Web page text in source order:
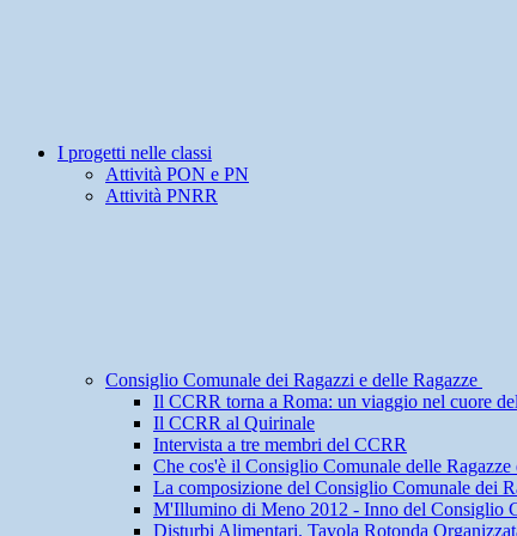
I progetti nelle classi
Attività PON e PN
Attività PNRR
Consiglio Comunale dei Ragazzi e delle Ragazze
Il CCRR torna a Roma: un viaggio nel cuore
Il CCRR al Quirinale
Intervista a tre membri del CCRR
Che cos'è il Consiglio Comunale delle Ragazze
La composizione del Consiglio Comunale dei
M'Illumino di Meno 2012 - Inno del Consiglio
Disturbi Alimentari. Tavola Rotonda